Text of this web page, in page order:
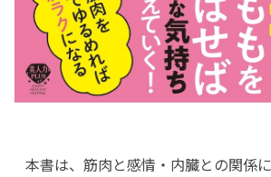
本書は、筋肉と感情・内臓との関係